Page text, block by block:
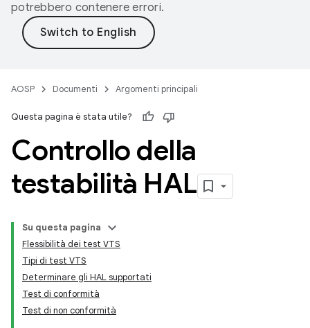
potrebbero contenere errori.
AOSP Documenti Argomenti principali
Questa pagina è stata utile?
Controllo della
testabilità HAL
Su questa pagina
Flessibilità dei test VTS
Tipi di test VTS
Determinare gli HAL supportati
Test di conformità
Test di non conformità